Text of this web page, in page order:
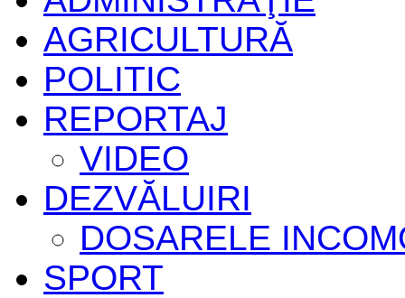
AGRICULTURĂ
POLITIC
REPORTAJ
VIDEO
DEZVĂLUIRI
DOSARELE
SPORT